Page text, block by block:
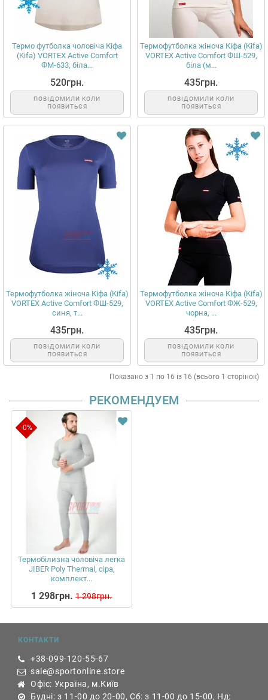
Термо футболка чоловіча Кіфа
(Kifa) VORTEX Active Comfort
ФМ-633, біла...
520грн.
ПОВІДОМИЛИ КОЛИ
ПОЯВИТЬСЯ
Термофутболка жіноча Кіфа (Kifa)
VORTEX Active Comfort ФШ-529,
біла (м...
435грн.
ПОВІДОМИЛИ КОЛИ
ПОЯВИТЬСЯ
Термофутболка жіноча Кіфа (Kifa)
VORTEX Active Comfort ФШ-529,
синя, т...
435грн.
ПОВІДОМИЛИ КОЛИ
ПОЯВИТЬСЯ
Термофутболка жіноча Кіфа (Kifa)
VORTEX Active Comfort ФЖ-529,
чорна, ...
435грн.
ПОВІДОМИЛИ КОЛИ
ПОЯВИТЬСЯ
Показано з 1 по 16 із 16 (всього 1 сторінок)
РЕКОМЕНДУЕМ
-0%
Термобілизна чоловіча легка
JIBER Poly Thermal, сіра,
комплект...
1 298грн. 1 298грн.
КОНТАКТИ
+38-099-120-55-67
sale@sportonline.store
Офіс: Україна, м.Київ
Будні: з 11-00 до 20-00, Сб: з 11-00 до 15-00, Нд: